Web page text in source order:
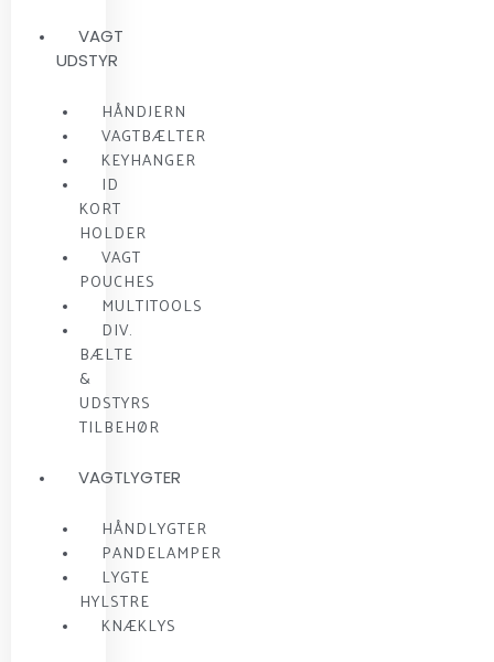
VAGT
UDSTYR
HÅNDJERN
VAGTBÆLTER
KEYHANGER
ID
KORT
HOLDER
VAGT
POUCHES
MULTITOOLS
DIV.
BÆLTE
&
UDSTYRS
TILBEHØR
VAGTLYGTER
HÅNDLYGTER
PANDELAMPER
LYGTE
HYLSTRE
KNÆKLYS